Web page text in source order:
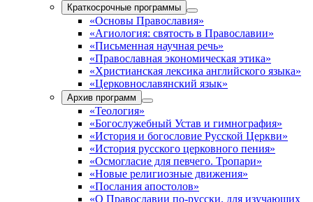
Краткосрочные программы
«Основы Православия»
«Агиология: святость в Православии»
«Письменная научная речь»
«Православная экономическая этика»
«Христианская лексика английского языка»
«Церковнославянский язык»
Архив программ
«Теология»
«Богослужебный Устав и гимнография»
«История и богословие Русской Церкви»
«История русского церковного пения»
«Осмогласие для певчего. Тропари»
«Новые религиозные движения»
«Послания апостолов»
«О Православии по-русски. для изучающих